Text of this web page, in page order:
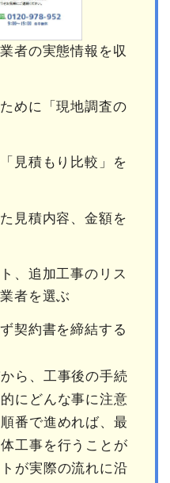
者の実態情報を収
めに「現地調査の
見積もり比較」を
見積内容、金額を
、追加工事のリス
者を選ぶ
契約書を締結する
ら、工事後の手続
にどんな事に注意
番で進めれば、最
工事を行うことが
が実際の流れに沿